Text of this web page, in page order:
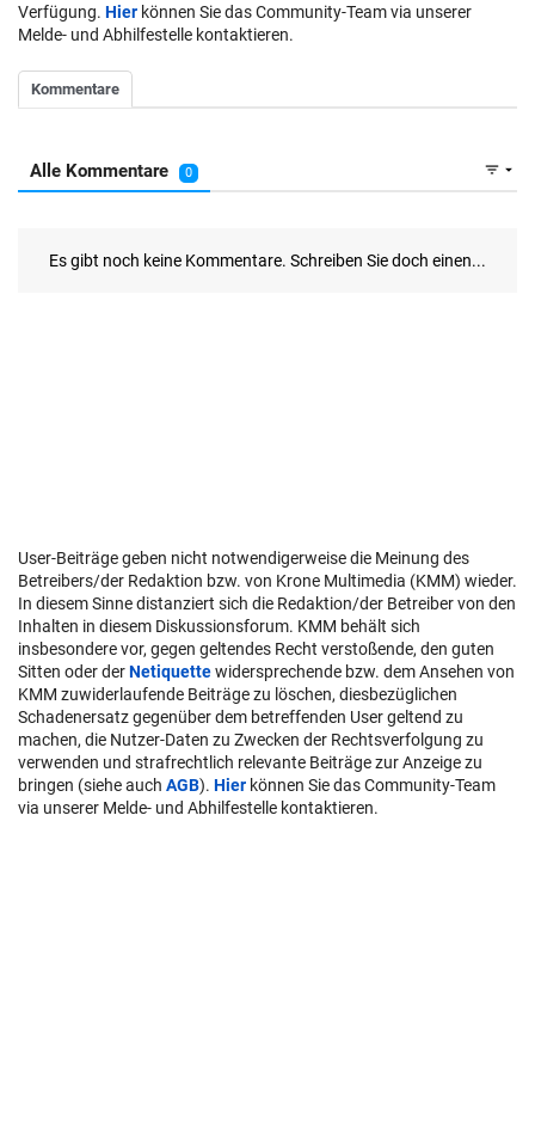
Verfügung. Hier können Sie das Community-Team via unserer
Melde- und Abhilfestelle kontaktieren.
User-Beiträge geben nicht notwendigerweise die Meinung des
Betreibers/der Redaktion bzw. von Krone Multimedia (KMM) wieder.
In diesem Sinne distanziert sich die Redaktion/der Betreiber von den
Inhalten in diesem Diskussionsforum. KMM behält sich
insbesondere vor, gegen geltendes Recht verstoßende, den guten
Sitten oder derNetiquettewidersprechende bzw. dem Ansehen von
KMM zuwiderlaufende Beiträge zu löschen, diesbezüglichen
Schadenersatz gegenüber dem betreffenden User geltend zu
machen, die Nutzer-Daten zu Zwecken der Rechtsverfolgung zu
verwenden und strafrechtlich relevante Beiträge zur Anzeige zu
bringen (siehe auch AGB). Hier können Sie das Community-Team
via unserer Melde- und Abhilfestelle kontaktieren.